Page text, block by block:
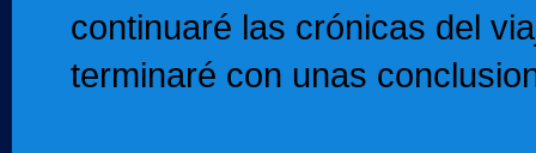
continuaré las crónicas del
terminaré con unas